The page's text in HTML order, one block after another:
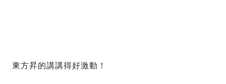
東方昇的講講得好激動！